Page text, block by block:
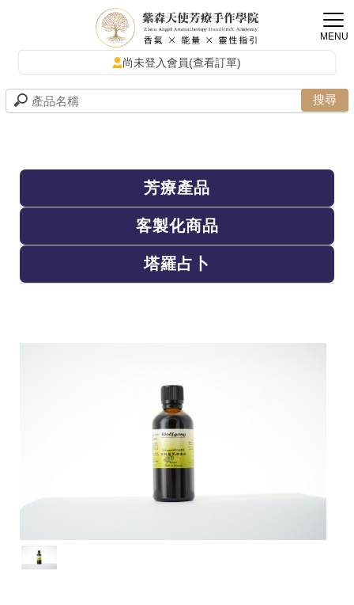
尚未登入會員(查看訂單)
芳療產品
客製化商品
塔羅占卜